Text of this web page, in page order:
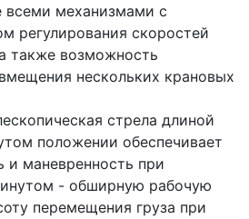
всеми механизмами с
регулирования скоростей
также возможность
нескольких крановых
стрела длиной
положении обеспечивает
и маневренность при
- обширную рабочую
перемещения груза при